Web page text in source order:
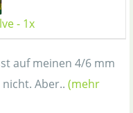
- 1x
auf meinen 4/6 mm
Aber.. (mehr